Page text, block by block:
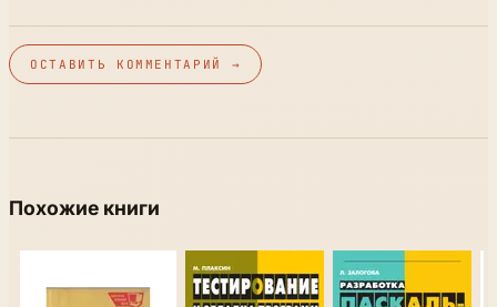
ОСТАВИТЬ КОММЕНТАРИЙ →
Похожие книги